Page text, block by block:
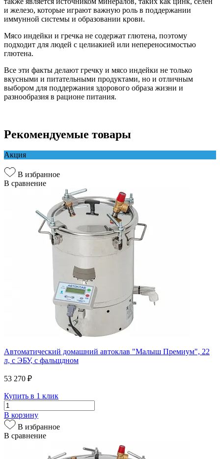
и железо, которые играют важную роль в поддержании
иммунной системы и образовании крови.
Мясо индейки и гречка не содержат глютена, поэтому
подходит для людей с целиакией или непереносимостью
глютена.
Все эти факты делают гречку и мясо индейки не только
вкусными и питательными продуктами, но и отличным
выбором для поддержания здорового образа жизни и
разнообразия в рационе питания.
Рекомендуемые товары
Акция
В избранное
В сравнение
Автоматический домашний автоклав "Малыш Премиум", 22
л, с ЭБУ, с фальшдном
53 270 ₽
Купить в 1 клик
В корзину
В избранное
В сравнение